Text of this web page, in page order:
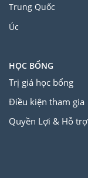
Trung Quốc
Úc
HỌC BỔNG
Trị giá học bổng
Điều kiện tham gia
Quyền Lợi & Hỗ trợ